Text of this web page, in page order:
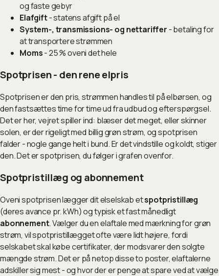
og faste gebyr
Elafgift- statens afgift på el
System-, transmissions- og nettariffer - betaling for
at transportere strømmen
Moms- 25 % oveni det hele
Spotprisen - den rene elpris
Spotprisen er den pris, strømmen handles til på elbørsen, og
den fastsættes time for time ud fra udbud og efterspørgsel.
Det er her, vejret spiller ind: blæser det meget, eller skinner
solen, er der rigeligt med billig grøn strøm, og spotprisen
falder - nogle gange helt i bund. Er det vindstille og koldt, stiger
den. Det er spotprisen, du følger i grafen ovenfor.
Spotpristillæg og abonnement
Oveni spotprisen lægger dit elselskab etspotpristillæg
(deres avance pr. kWh) og typisk et fast månedligt
abonnement. Vælger du en elaftale med mærkning for grøn
strøm, vil spotpristillægget ofte være lidt højere, fordi
selskabet skal købe certifikater, der modsvarer den solgte
mængde strøm. Det er på netop disse to poster, elaftalerne
adskiller sig mest - og hvor der er penge at spare ved at vælge